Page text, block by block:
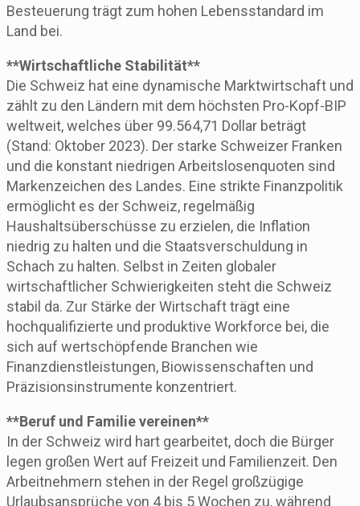
Besteuerung trägt zum hohen Lebensstandard im
Land bei.
**Wirtschaftliche Stabilität**
Die Schweiz hat eine dynamische Marktwirtschaft und
zählt zu den Ländern mit dem höchsten Pro-Kopf-BIP
weltweit, welches über 99.564,71 Dollar beträgt
(Stand: Oktober 2023). Der starke Schweizer Franken
und die konstant niedrigen Arbeitslosenquoten sind
Markenzeichen des Landes. Eine strikte Finanzpolitik
ermöglicht es der Schweiz, regelmäßig
Haushaltsüberschüsse zu erzielen, die Inflation
niedrig zu halten und die Staatsverschuldung in
Schach zu halten. Selbst in Zeiten globaler
wirtschaftlicher Schwierigkeiten steht die Schweiz
stabil da. Zur Stärke der Wirtschaft trägt eine
hochqualifizierte und produktive Workforce bei, die
sich auf wertschöpfende Branchen wie
Finanzdienstleistungen, Biowissenschaften und
Präzisionsinstrumente konzentriert.
**Beruf und Familie vereinen**
In der Schweiz wird hart gearbeitet, doch die Bürger
legen großen Wert auf Freizeit und Familienzeit. Den
Arbeitnehmern stehen in der Regel großzügige
Urlaubsansprüche von 4 bis 5 Wochen zu, während